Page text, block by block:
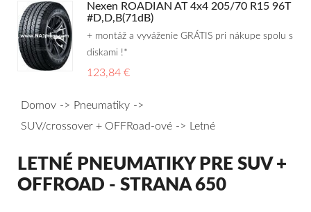
Nexen ROADIAN AT 4x4 205/70 R15 96T
#D,D,B(71dB)
+ montáž a vyváženie GRÁTIS pri nákupe spolu s
diskami !*
123,84 €
Domov
Pneumatiky
SUV/crossover + OFFRoad-ové
Letné
LETNÉ PNEUMATIKY PRE SUV +
OFFROAD - STRANA 650